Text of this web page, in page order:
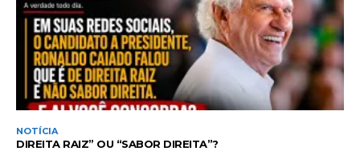
NOTÍCIA
DIREITA RAIZ” OU “SABOR DIREITA”?